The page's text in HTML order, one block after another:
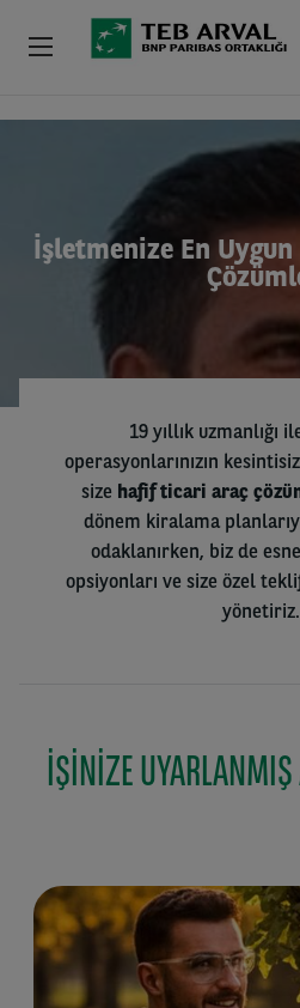
İşletmenize En
19 yıllık uzmanlığı
operasyonlarınızın
size hafif ticari araç
dönem kiralama
odaklanırken, biz de
opsiyonları ve size özel
yönetiriz.
İŞINIZE UYARLANMIŞ
Kurumsal
Hakkımızda